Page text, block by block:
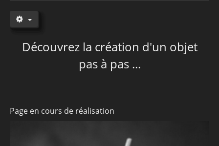
Découvrez la création d'un objet
pas à pas ...
Page en cours de réalisation